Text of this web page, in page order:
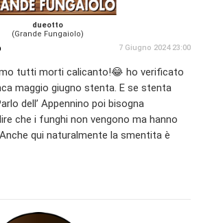
dueotto
(Grande Fungaiolo)
7 Giugno 2024 23:00
tutti morti calicanto!😂 ho verificato
maggio giugno stenta. E se stenta
dell’ Appennino poi bisogna
che i funghi non vengono ma hanno
qui naturalmente la smentita è